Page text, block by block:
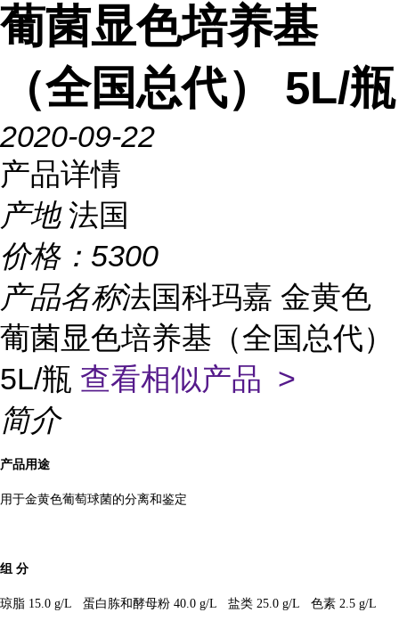
葡菌显色培养基
（全国总代） 5L/瓶
2020-09-22
产品详情
产地 法国
价格： 5300
产品名称法国科玛嘉 金黄色
葡菌显色培养基（全国总代）
5L/瓶 查看相似产品 >
简介
产品用途
用于金黄色葡萄球菌的分离和鉴定
组 分
琼脂 15.0 g/L 蛋白胨和酵母粉 40.0 g/L 盐类 25.0 g/L 色素 2.5 g/L